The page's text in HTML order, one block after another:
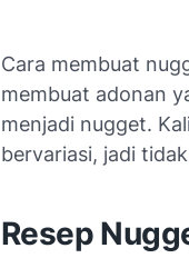
Cara membuat
membuat adonan
menjadi nugget.
bervariasi, jadi
Resep